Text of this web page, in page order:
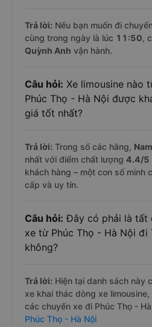
Trả lời: Nếu bạn muốn đi
cùng trong ngày là lúc 11:50,
Quỳnh Anh vận hành.
Câu hỏi: Xe limousine nào
Phúc Thọ - Hà Nội được
giá tốt nhất?
Trả lời: Trong số các hãng,
nhất với điểm chất lượng 4.4/5
khách hàng – một con số minh
cấp và uy tín.
Câu hỏi: Đây có phải là tất
xe từ Phúc Thọ - Hà Nội đi
không?
Trả lời: Hiện tại danh sách này
xe khai thác dòng xe
các chuyến xe đi Phúc Thọ -
Phúc Thọ - Hà Nội